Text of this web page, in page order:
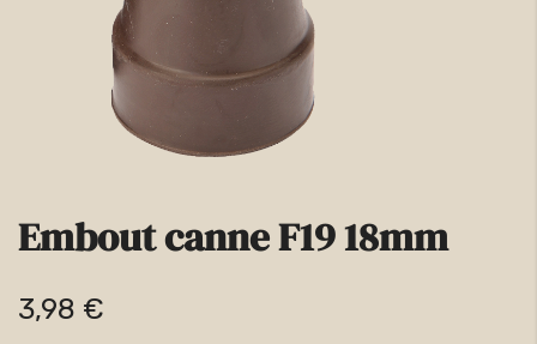
Passer
début
Embout canne F19 18mm
3,98 €